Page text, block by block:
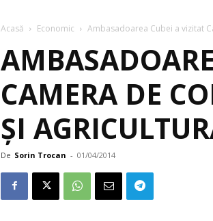
Acasă Economic Ambasadoarea Cubei a vizitat
CAMERA DE
ȘI
De Sorin Trocan - 01/04/2014